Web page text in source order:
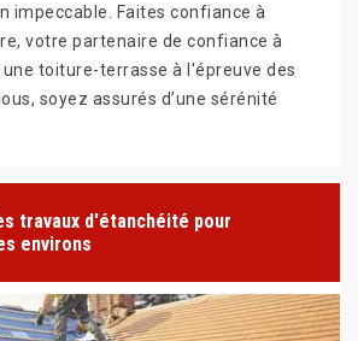
impeccable. Faites confiance à
votre partenaire de confiance à
une toiture-terrasse à l'épreuve des
soyez assurés d’une sérénité
travaux d'étanchéité pour
environs